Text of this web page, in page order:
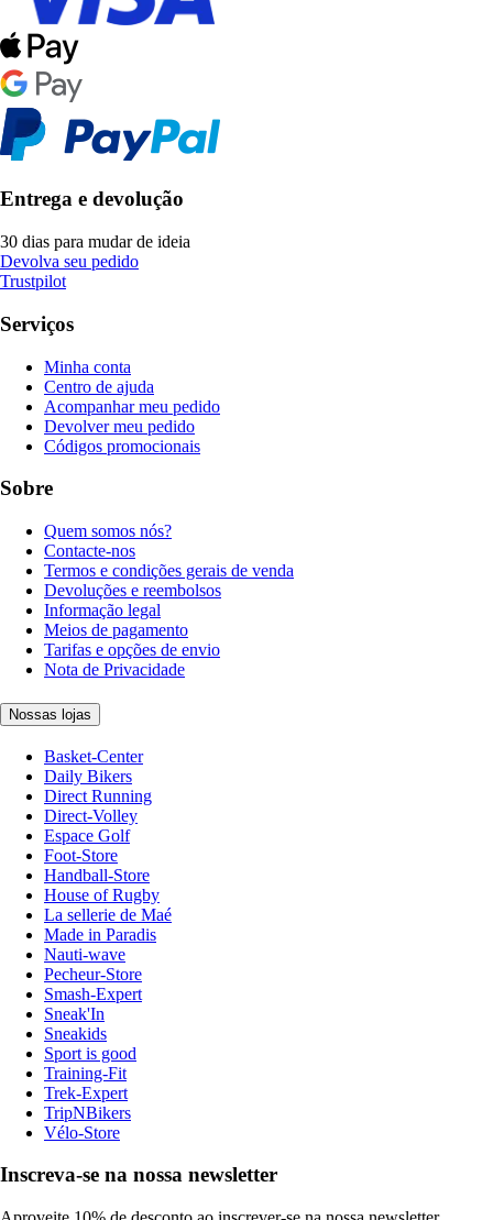
Entrega e devolução
30 dias para mudar de ideia
Devolva seu pedido
Trustpilot
Serviços
Minha conta
Centro de ajuda
Acompanhar meu pedido
Devolver meu pedido
Códigos promocionais
Sobre
Quem somos nós?
Contacte-nos
Termos e condições gerais de venda
Devoluções e reembolsos
Informação legal
Meios de pagamento
Tarifas e opções de envio
Nota de Privacidade
Nossas lojas
Basket-Center
Daily Bikers
Direct Running
Direct-Volley
Espace Golf
Foot-Store
Handball-Store
House of Rugby
La sellerie de Maé
Made in Paradis
Nauti-wave
Pecheur-Store
Smash-Expert
Sneak'In
Sneakids
Sport is good
Training-Fit
Trek-Expert
TripNBikers
Vélo-Store
Inscreva-se na nossa newsletter